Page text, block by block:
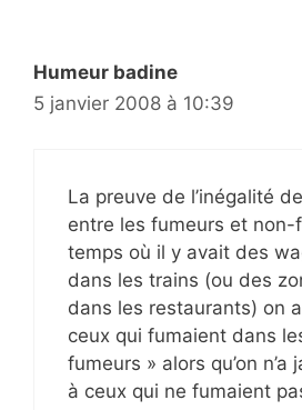
Humeur badine
5 janvier 2008 à 10:39
La preuve de l’inégalité
entre les fumeurs et non-
temps où il y avait des
dans les trains (ou des
dans les restaurants) on
ceux qui fumaient dans
fumeurs » alors qu’on n’a
à ceux qui ne fumaient